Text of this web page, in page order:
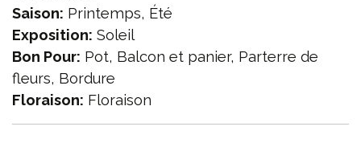
Saison: Printemps, Été
Exposition: Soleil
Bon Pour: Pot, Balcon et panier, Parterre de
fleurs, Bordure
Floraison: Floraison